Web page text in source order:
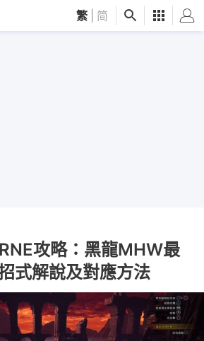
繁 简
攻略：黑龍MHW最
式解說及對應方法